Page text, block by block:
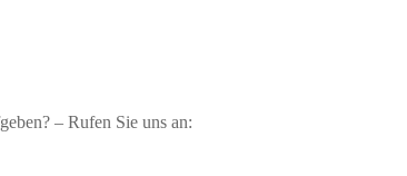
– Rufen Sie uns an: